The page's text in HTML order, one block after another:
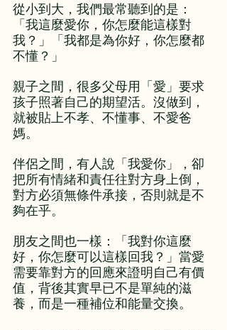
從小到大，我們最常聽到的是：
「我這麼愛你，你怎麼能這樣對
我？」「我都是為你好，你怎麼都
不懂？」
親子之間，很多父母用「愛」要求
孩子照著自己的期望活。沒做到，
就被貼上不孝、不懂事、不愛爸
媽。
伴侶之間，有人說「我愛你」，卻
把所有情緒和責任往對方身上倒，
對方必須無條件承接，否則就是不
夠在乎。
朋友之間也一樣：「我對你這麼
好，你怎麼可以這樣回我？」當愛
需要靠對方的回應來證明自己有價
值，背後其實早已不是單純的滋
養，而是一種補位和能量交換。